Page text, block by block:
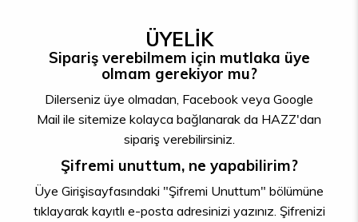
ÜYELİK
Sipariş verebilmem için mutlaka üye
olmam gerekiyor mu?
Dilerseniz üye olmadan, Facebook veya Google
Mail ile sitemize kolayca bağlanarak da HAZZ'dan
sipariş verebilirsiniz.
Şifremi unuttum, ne yapabilirim?
Üye Girişisayfasındaki "Şifremi Unuttum" bölümüne
tıklayarak kayıtlı e-posta adresinizi yazınız. Şifrenizi